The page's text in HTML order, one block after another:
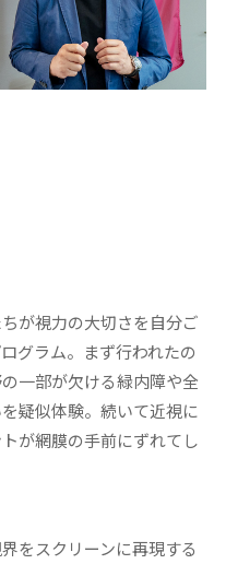
が視力の大切さを自分ご
グラム。まず行われたの
一部が欠ける緑内障や全
疑似体験。続いて近視に
が網膜の手前にずれてし
をスクリーンに再現する